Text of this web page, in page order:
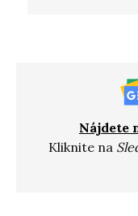
Nájdete
Kliknite na